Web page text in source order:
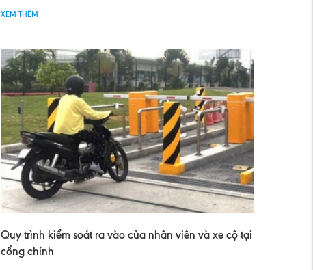
XEM THÊM
Quy trình kiểm soát ra vào của nhân viên và xe cộ tại
cổng chính